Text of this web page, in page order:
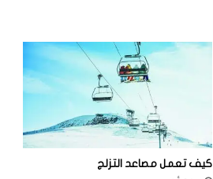
ر
و
ي
كيف تعمل مصاعد التزلج